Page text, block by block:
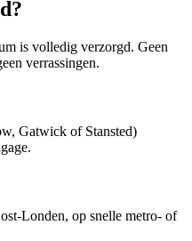
?
is volledig verzorgd. Geen
verrassingen.
Gatwick of Stansted)
Londen, op snelle metro- of